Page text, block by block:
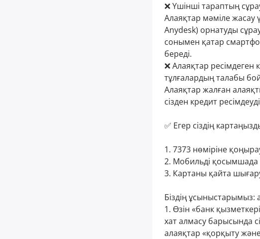
❌ Үшінші тараптың
Алаяқтар мәміле
Anydesk) орнатуды
сонымен қатар
береді.
❌ Алаяқтар
тұлғалардың талабы
Алаяқтар жалған
сізден кредит
✅ Егер сіздің
1. 7373 нөміріне
2. Мобильді қосымшада
3. Картаны қайта
Біздің ұсыныстарымыз:
1. Өзін «банк
хат алмасу барысында
алаяқтар «қорқыту